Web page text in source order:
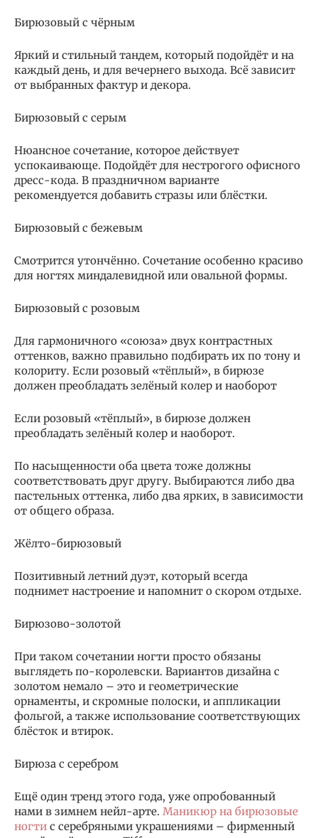
Бирюзовый с чёрным
Яркий и стильный тандем, который подойдёт и на
каждый день, и для вечернего выхода. Всё зависит
от выбранных фактур и декора.
Бирюзовый с серым
Нюансное сочетание, которое действует
успокаивающе. Подойдёт для нестрогого офисного
дресс-кода. В праздничном варианте
рекомендуется добавить стразы или блёстки.
Бирюзовый с бежевым
Смотрится утончённо. Сочетание особенно красиво
для ногтях миндалевидной или овальной формы.
Бирюзовый с розовым
Для гармоничного «союза» двух контрастных
оттенков, важно правильно подбирать их по тону и
колориту. Если розовый «тёплый», в бирюзе
должен преобладать зелёный колер и наоборот
Если розовый «тёплый», в бирюзе должен
преобладать зелёный колер и наоборот.
По насыщенности оба цвета тоже должны
соответствовать друг другу. Выбираются либо два
пастельных оттенка, либо два ярких, в зависимости
от общего образа.
Жёлто-бирюзовый
Позитивный летний дуэт, который всегда
поднимет настроение и напомнит о скором отдыхе.
Бирюзово-золотой
При таком сочетании ногти просто обязаны
выглядеть по-королевски. Вариантов дизайна с
золотом немало – это и геометрические
орнаменты, и скромные полоски, и аппликации
фольгой, а также использование соответствующих
блёсток и втирок.
Бирюза с серебром
Ещё один тренд этого года, уже опробованный
нами в зимнем нейл-арте. Маникюр на бирюзовые
ногти с серебряными украшениями – фирменный